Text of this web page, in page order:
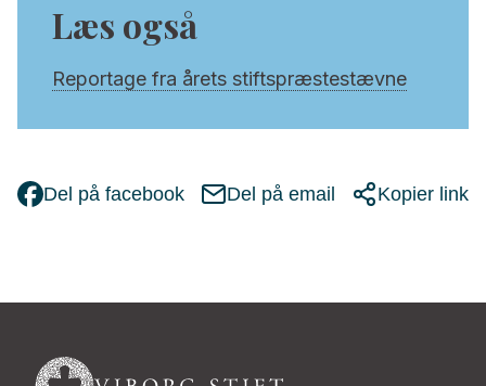
Læs også
Reportage fra årets stiftspræstestævne
Del på facebook Del på email Kopier link